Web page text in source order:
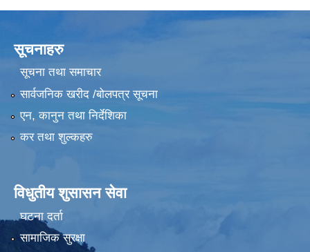
सूचनाहरु
सूचना तथा समाचार
सार्वजनिक खरीद /बोलपत्र सूचना
एन, कानुन तथा निर्देशिका
कर तथा शुल्कहरु
विधुतीय शुसासन सेवा
घटना दर्ता
सामाजिक सुरक्षा